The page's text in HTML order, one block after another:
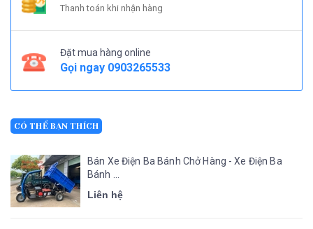
Thanh toán khi nhận hàng
Đặt mua hàng online
Gọi ngay 0903265533
CÓ THỂ BẠN THÍCH
Bán Xe Điện Ba Bánh Chở Hàng - Xe Điện Ba
Bánh ...
Liên hệ